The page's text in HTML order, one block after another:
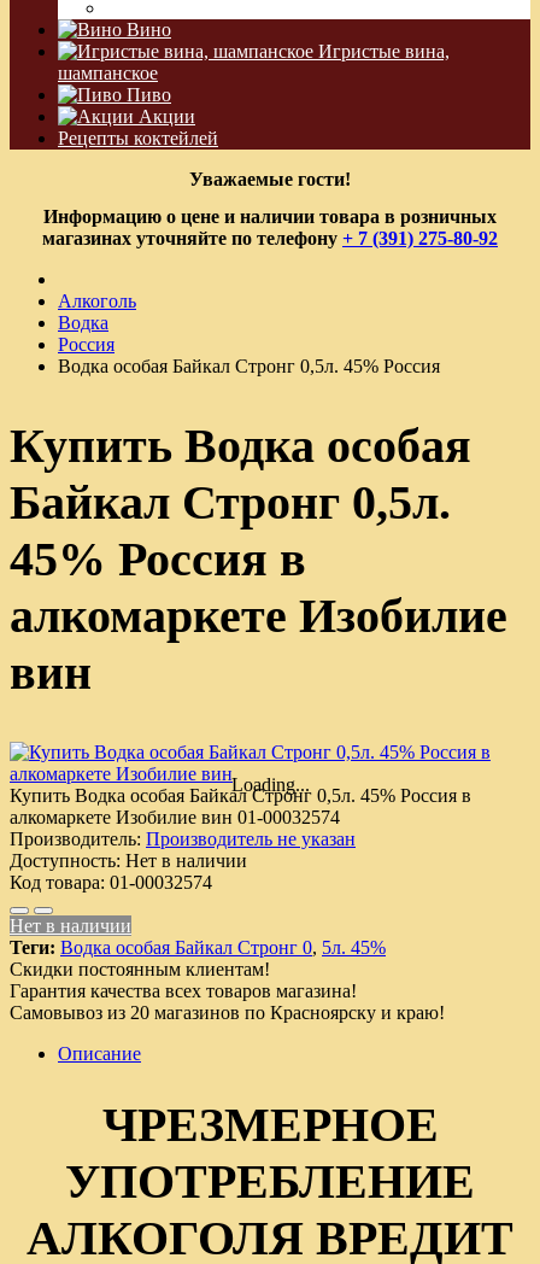
Вино
Игристые вина,
шампанское
Пиво
Акции
Рецепты коктейлей
Уважаемые гости!
Информацию о цене и наличии товара в розничных
магазинах уточняйте по телефону + 7 (391) 275-80-92
Алкоголь
Водка
Россия
Водка особая Байкал Стронг 0,5л. 45% Россия
Купить Водка особая
Байкал Стронг 0,5л.
45% Россия в
алкомаркете Изобилие
вин
Loading...
Купить Водка особая Байкал Стронг 0,5л. 45% Россия в
алкомаркете Изобилие вин 01-00032574
Производитель: Производитель не указан
Доступность: Нет в наличии
Код товара: 01-00032574
Нет в наличии
Теги: Водка особая Байкал Стронг 0, 5л. 45%
Скидки постоянным клиентам!
Гарантия качества всех товаров магазина!
Самовывоз из 20 магазинов по Красноярску и краю!
Описание
ЧРЕЗМЕРНОЕ
УПОТРЕБЛЕНИЕ
АЛКОГОЛЯ ВРЕДИТ